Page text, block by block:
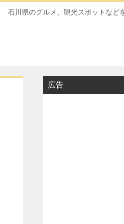
石川県のグルメ、観光スポットなど
広告